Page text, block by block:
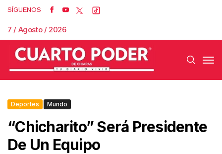
SÍGUENOS
7 / Agosto / 2026
Deportes Mundo
“Chicharito” Será Presidente
De Un Equipo